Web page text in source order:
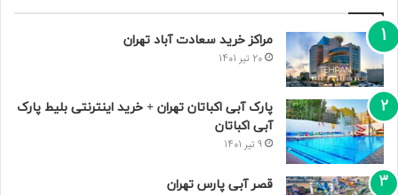
مراکز خرید سعادت‌ آباد تهران
20 تیر 1401
پارک آبی اکباتان تهران + خرید اینترنتی بلیط پارک
آبی اکباتان
9 تیر 1401
قصر آبی پارس تهران